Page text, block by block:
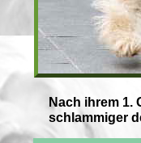
Nach ihrem 1.
schlammiger